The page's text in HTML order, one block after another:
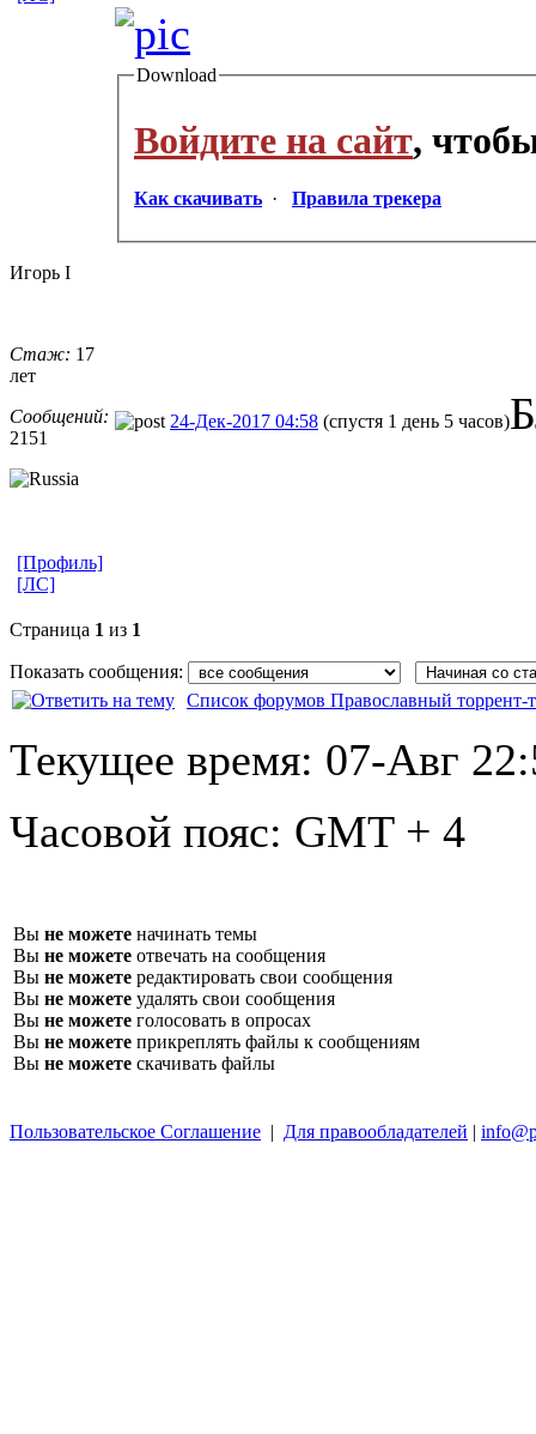
Download
Войдите на сайт,
Как скачивать · Правила трекера
Игорь I
Стаж: 17
лет
Сообщений:
2151
24-Дек-2017 04:58 (спустя 1 день 5 часов)
[Профиль]
[ЛС]
Страница 1 из 1
Показать сообщения:
Список форумов Православный торрент-
Текущее время: 07-Авг
Часовой пояс: GMT + 4
Вы не можете начинать темы
Вы не можете отвечать на сообщения
Вы не можете редактировать свои сообщения
Вы не можете удалять свои сообщения
Вы не можете голосовать в опросах
Вы не можете прикреплять файлы к сообщениям
Вы не можете скачивать файлы
Пользовательское Соглашение | Для правообладателей |